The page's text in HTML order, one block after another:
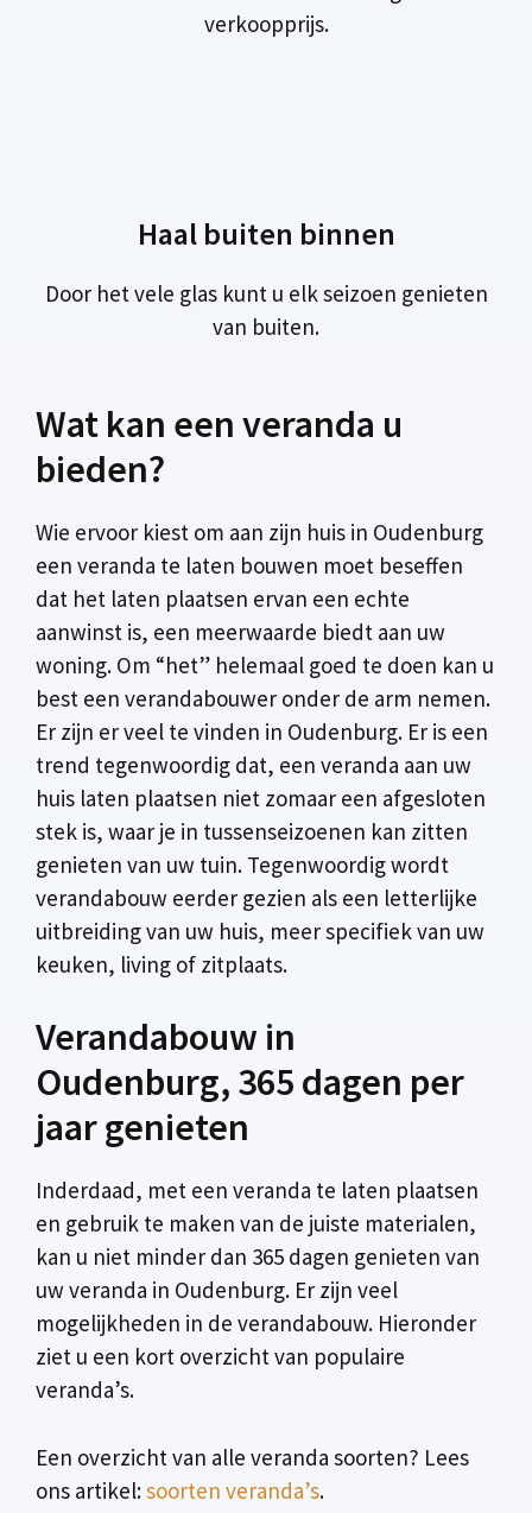
verkoopprijs.
Haal buiten binnen
Door het vele glas kunt u elk seizoen genieten
van buiten.
Wat kan een veranda u
bieden?
Wie ervoor kiest om aan zijn huis in Oudenburg
een veranda te laten bouwen moet beseffen
dat het laten plaatsen ervan een echte
aanwinst is, een meerwaarde biedt aan uw
woning. Om “het” helemaal goed te doen kan u
best een verandabouwer onder de arm nemen.
Er zijn er veel te vinden in Oudenburg. Er is een
trend tegenwoordig dat, een veranda aan uw
huis laten plaatsen niet zomaar een afgesloten
stek is, waar je in tussenseizoenen kan zitten
genieten van uw tuin. Tegenwoordig wordt
verandabouw eerder gezien als een letterlijke
uitbreiding van uw huis, meer specifiek van uw
keuken, living of zitplaats.
Verandabouw in
Oudenburg, 365 dagen per
jaar genieten
Inderdaad, met een veranda te laten plaatsen
en gebruik te maken van de juiste materialen,
kan u niet minder dan 365 dagen genieten van
uw veranda in Oudenburg. Er zijn veel
mogelijkheden in de verandabouw. Hieronder
ziet u een kort overzicht van populaire
veranda’s.
Een overzicht van alle veranda soorten? Lees
ons artikel:soorten veranda’s.